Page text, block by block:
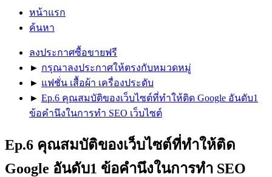
หน้าแรก
ค้นหา
ลงประกาศซื้อขายฟรี
► กรุณาลงประกาศให้ตรงกับหมวดหมู่
► แฟชั่น เสื้อผ้า เครื่องประดับ
► Ep.6 คุณสมบัติของเว็บไซต์ที่ทำให้ติด Google อันดับ1
ข้อคำนึงในการทำ SEO เว็บไซต์
Ep.6 คุณสมบัติของเว็บไซต์ที่ทำให้ติด
Google อันดับ1 ข้อคำนึงในการทำ SEO